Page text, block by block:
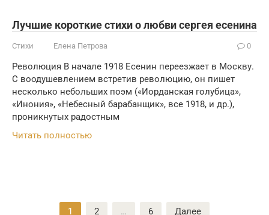
Лучшие короткие стихи о любви сергея есенина
Стихи Елена Петрова 0
Революция В начале 1918 Есенин переезжает в Москву.
С воодушевлением встретив революцию, он пишет
несколько небольших поэм («Иорданская голубица»,
«Инония», «Небесный барабанщик», все 1918, и др.),
проникнутых радостным
Читать полностью
1 2 … 6 Далее